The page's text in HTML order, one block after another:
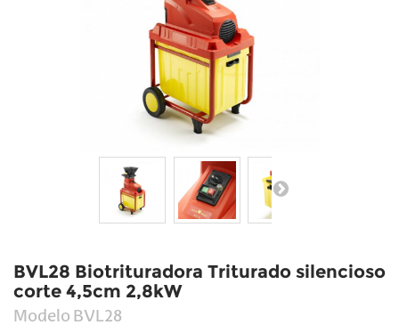
BVL28 Biotrituradora Triturado silencioso
corte 4,5cm 2,8kW
Modelo BVL28